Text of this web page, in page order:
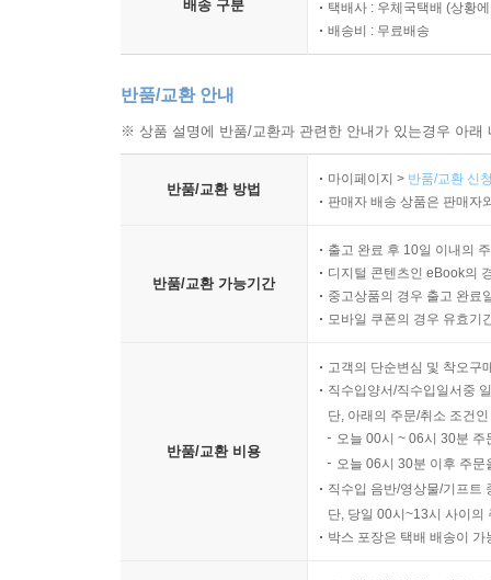
배송 구분
택배사 : 우체국택배 (상황
배송비 : 무료배송
반품/교환 안내
※ 상품 설명에 반품/교환과 관련한 안내가 있는경우 아
반품/교환 방법
마이페이지 > 반품/교환 신
판매자 배송 상품은 판매자
반품/교환 가능기간
출고 완료 후 10일 이내의
디지털 콘텐츠인 eBook의
중고상품의 경우 출고 완료
모바일 쿠폰의 경우 유효기
반품/교환 비용
고객의 단순변심 및 착오구
직수입양서/직수입일서중
단, 아래의 주문/취소 조건
오늘 00시 ~ 06시 30분
오늘 06시 30분 이후 주
직수입 음반/영상물/기프트
단, 당일 00시~13시 사이의
박스 포장은 택배 배송이